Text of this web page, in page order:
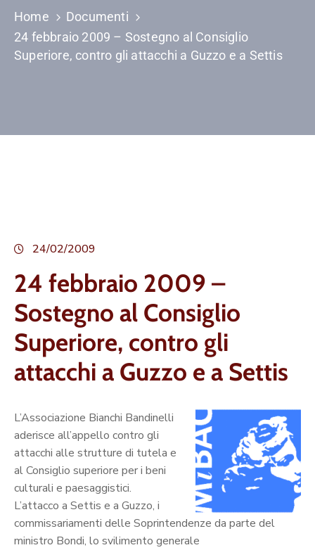
Home
Documenti
24 febbraio 2009 – Sostegno al Consiglio
Superiore, contro gli attacchi a Guzzo e a Settis
24/02/2009
24 febbraio 2009 –
Sostegno al Consiglio
Superiore, contro gli
attacchi a Guzzo e a Settis
L’Associazione Bianchi Bandinelli
aderisce all’appello contro gli
attacchi alle strutture di tutela e
al Consiglio superiore per i beni
culturali e paesaggistici.
L’attacco a Settis e a Guzzo, i
commissariamenti delle Soprintendenze da parte del
ministro Bondi, lo svilimento generale